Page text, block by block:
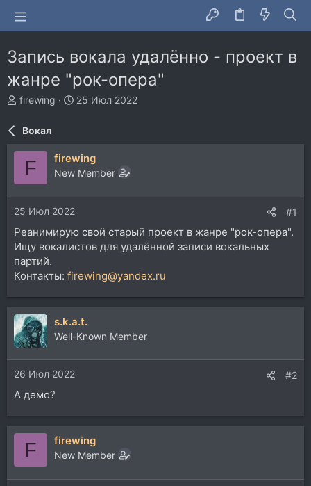
Запись вокала удалённо - проект в
жанре "рок-опера"
А
т
р
ы
firewing
Д
а
ч
25 Июл 2022
Вокал
F firewing
New Member
25 Июл 2022 #1
Реанимирую свой старый проект в жанре "рок-опера".
Ищу вокалистов для удалённой записи вокальных
партий.
Контакты: firewing@yandex.ru
s.k.a.t.
Well-Known Member
26 Июл 2022 #2
А демо?
F firewing
New Member